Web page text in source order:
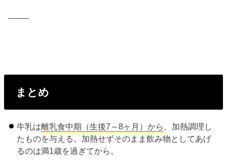
——–
まとめ
牛乳は離乳食中期（生後7～8ヶ月）から
、加熱調理し
たものを与える。加熱せずそのまま飲み物としてあげ
るのは満1歳を過ぎてから。